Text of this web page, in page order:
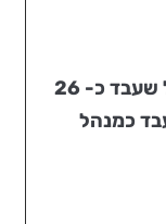
שעבד כ- 26
כמנהל